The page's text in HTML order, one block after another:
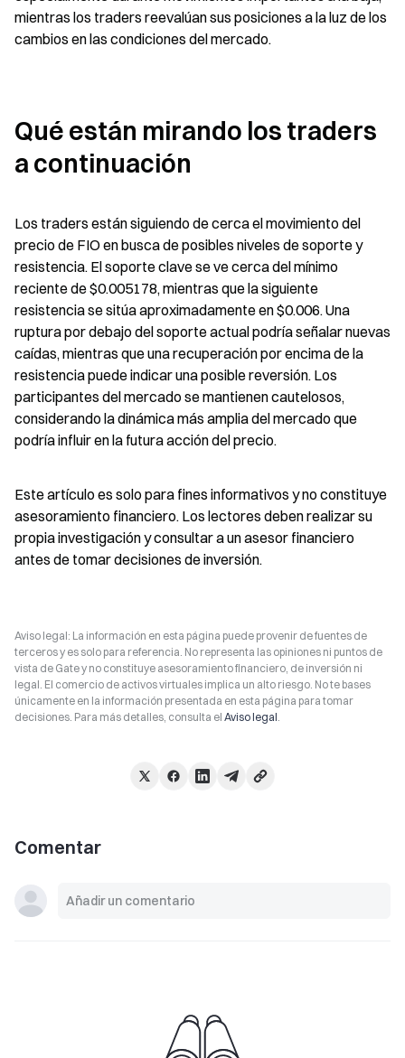
mientras los traders reevalúan sus posiciones a la luz de los
cambios en las condiciones del mercado.
Qué están mirando los traders
a continuación
Los traders están siguiendo de cerca el movimiento del
precio de FIO en busca de posibles niveles de soporte y
resistencia. El soporte clave se ve cerca del mínimo
reciente de $0.005178, mientras que la siguiente
resistencia se sitúa aproximadamente en $0.006. Una
ruptura por debajo del soporte actual podría señalar nuevas
caídas, mientras que una recuperación por encima de la
resistencia puede indicar una posible reversión. Los
participantes del mercado se mantienen cautelosos,
considerando la dinámica más amplia del mercado que
podría influir en la futura acción del precio.
Este artículo es solo para fines informativos y no constituye
asesoramiento financiero. Los lectores deben realizar su
propia investigación y consultar a un asesor financiero
antes de tomar decisiones de inversión.
Aviso legal: La información en esta página puede provenir de fuentes de
terceros y es solo para referencia. No representa las opiniones ni puntos de
vista de Gate y no constituye asesoramiento financiero, de inversión ni
legal. El comercio de activos virtuales implica un alto riesgo. No te bases
únicamente en la información presentada en esta página para tomar
decisiones. Para más detalles, consulta el Aviso legal.
Comentar